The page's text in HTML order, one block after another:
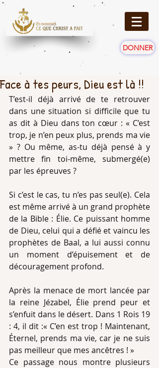
DONNER
Face à tes peurs, Dieu est là !!
T’est-il déjà arrivé de te retrouver
dans une situation si difficile que tu
as dit à Dieu dans ton cœur : « C’est
trop, je n’en peux plus, prends ma vie
» ? Ou même, as-tu déjà pensé à y
mettre fin toi-même, submergé(e)
par les épreuves ?
Si c’est le cas, tu n’es pas seul(e). Cela
est même arrivé à un grand prophète
de la Bible : Élie. Ce puissant homme
de Dieu, celui qui a défié et vaincu les
prophètes de Baal, a lui aussi connu
un moment d’épuisement et de
découragement profond.
Après la menace de mort lancée par
la reine Jézabel, Élie prend peur et
s’enfuit dans le désert. Dans 1 Rois 19
: 4, il dit :« C’en est trop ! Maintenant,
Éternel, prends ma vie, car je ne suis
pas meilleur que mes ancêtres ! »
Ce passage nous montre plusieurs